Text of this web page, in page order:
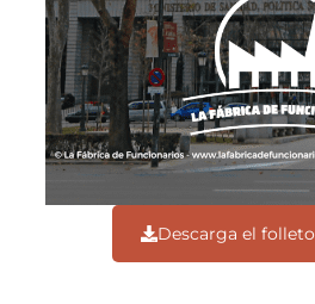
Descarga el